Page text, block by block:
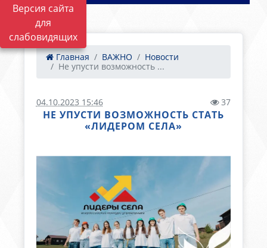
Версия сайта
для
слабовидящих
Главная ВАЖНО
Новости
Не упусти возможность ...
04.10.2023 15:46 37
НЕ УПУСТИ ВОЗМОЖНОСТЬ СТАТЬ
«ЛИДЕРОМ СЕЛА»